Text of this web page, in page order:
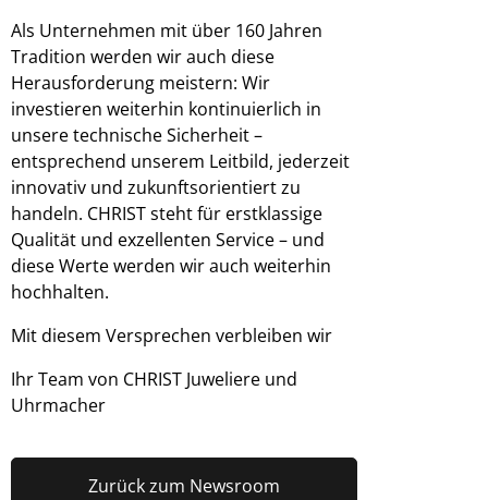
Als Unternehmen mit über 160 Jahren
Tradition werden wir auch diese
Herausforderung meistern: Wir
investieren weiterhin kontinuierlich in
unsere technische Sicherheit –
entsprechend unserem Leitbild, jederzeit
innovativ und zukunftsorientiert zu
handeln. CHRIST steht für erstklassige
Qualität und exzellenten Service – und
diese Werte werden wir auch weiterhin
hochhalten.
Mit diesem Versprechen verbleiben wir
Ihr Team von CHRIST Juweliere und
Uhrmacher
Zurück zum Newsroom